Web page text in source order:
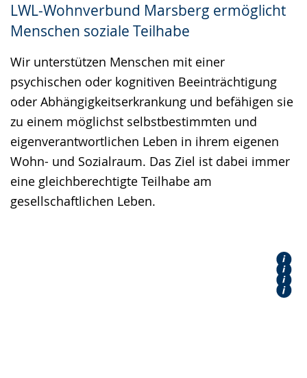
LWL-Wohnverbund Marsberg ermöglicht
Menschen soziale Teilhabe
Wir unterstützen Menschen mit einer
psychischen oder kognitiven Beeinträchtigung
oder Abhängigkeitserkrankung und befähigen sie
zu einem möglichst selbstbestimmten und
eigenverantwortlichen Leben in ihrem eigenen
Wohn- und Sozialraum. Das Ziel ist dabei immer
eine gleichberechtigte Teilhabe am
gesellschaftlichen Leben.
wechseln.
Deutscher
Gebärdensprache
wird
angezeigt.
Für Leistungsberechtigte, Angehörige